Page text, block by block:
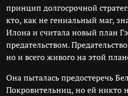
принцип долгосрочной
кто, как не гениальный маг,
Илона и считала новый план
предательством.
но и всего живого на этой
Она пыталась предостеречь
Покровительниц, но ей никто